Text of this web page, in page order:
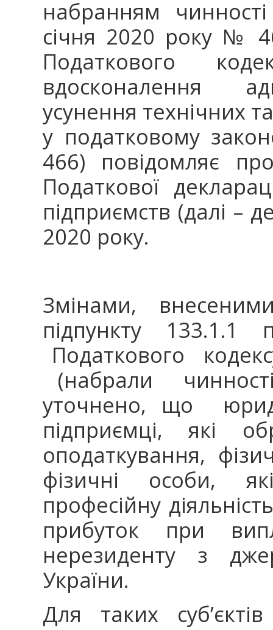
набранням
січня 2020 року №
Податкового
вдосконалення
усунення технічних
у податковому
466) повідомляє
Податкової
підприємств (далі –
2020 року.
Змінами,
підпункту 133.1.1
Податкового
(набрали
уточнено, що
підприємці, які
оподаткування,
фізичні особи,
професійну
прибуток при
нерезиденту з
України.
Для таких